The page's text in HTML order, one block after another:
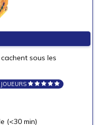
sous les
(<30 min)